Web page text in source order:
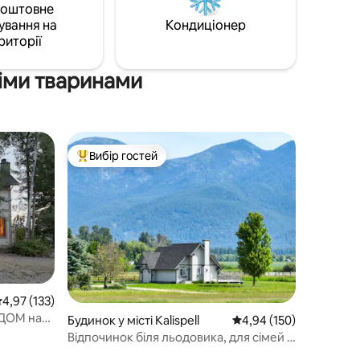
до
на
Кондиціонер
тваринами
оцінка: 4,97 з 5, відгуки: 133
4,97 (133)
на
Топ вибір гостей
Вибір гостей
Будинок у місті Kalispell Середня оцінка: 4,94
4,94 (150)
Відпочинок біля льодовика, для сімей і